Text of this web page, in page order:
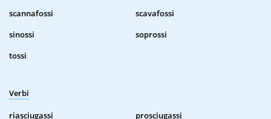
scannafossi
scavafossi
sinossi
soprossi
tossi
Verbi
riasciugassi
prosciugassi